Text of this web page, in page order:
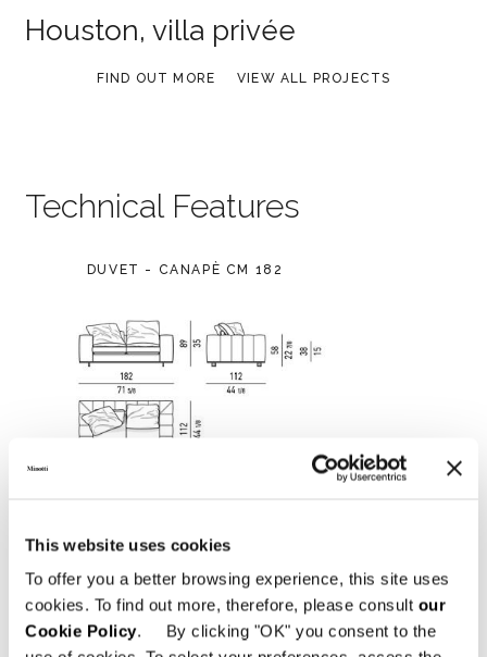
This website uses cookies
To offer you a better browsing experience, this site uses
cookies. To find out more, therefore, please consult our
Cookie Policy. By clicking "OK" you consent to the
Houston, villa privée
FIND OUT MORE VIEW ALL PROJECTS
Technical Features
DUVET - CANAPÈ CM 182